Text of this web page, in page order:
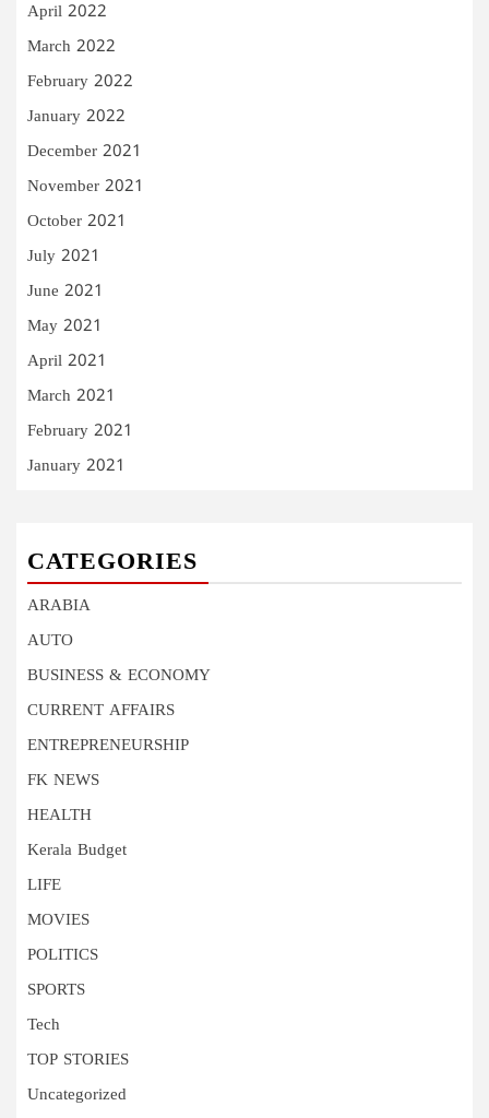
April 2022
March 2022
February 2022
January 2022
December 2021
November 2021
October 2021
July 2021
June 2021
May 2021
April 2021
March 2021
February 2021
January 2021
CATEGORIES
ARABIA
AUTO
BUSINESS & ECONOMY
CURRENT AFFAIRS
ENTREPRENEURSHIP
FK NEWS
HEALTH
Kerala Budget
LIFE
MOVIES
POLITICS
SPORTS
Tech
TOP STORIES
Uncategorized